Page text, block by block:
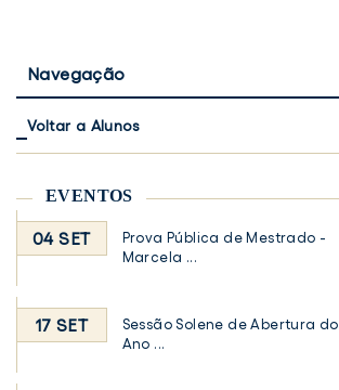
Navegação
Voltar a Alunos
EVENTOS
04 SET
Prova Pública de Mestrado -
Marcela ...
17 SET
Sessão Solene de Abertura do
Ano ...